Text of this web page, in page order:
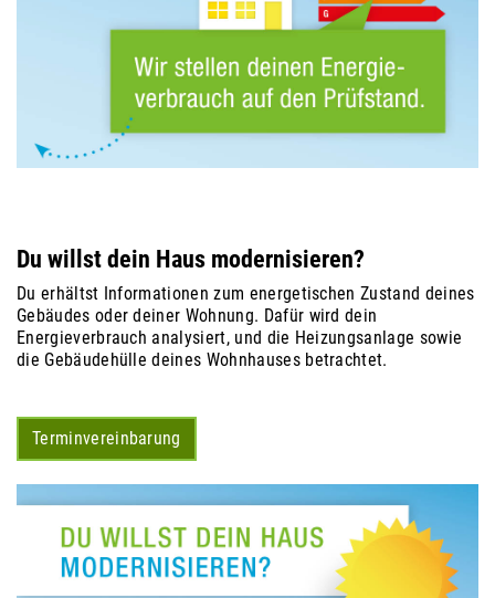
Du willst dein Haus modernisieren?
Du erhältst Informationen zum energetischen Zustand deines
Gebäudes oder deiner Wohnung. Dafür wird dein
Energieverbrauch analysiert, und die Heizungsanlage sowie
die Gebäudehülle deines Wohnhauses betrachtet.
Terminvereinbarung